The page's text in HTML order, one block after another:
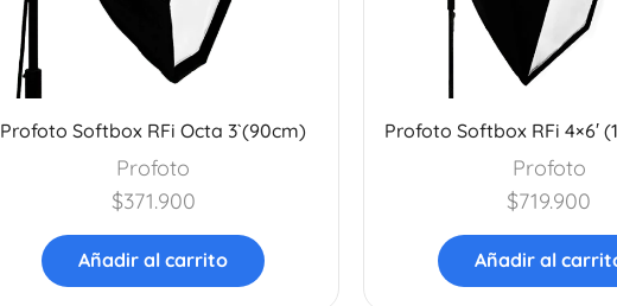
Profoto Softbox RFi Octa 3`(90cm)
Profoto
$371.900
Añadir al carrito
Profoto Softbox RFi 4×6′
Profoto
$719.900
Añadir al